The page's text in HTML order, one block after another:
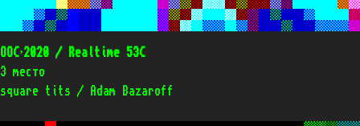
OOC’2020 / Realtime 53C
3 место
square tits / Adam Bazaroff